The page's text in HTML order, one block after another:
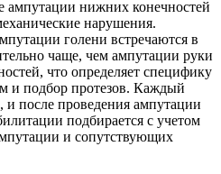
ампутации нижних конечностей
нарушения.
голени встречаются в
чаще, чем ампутации руки
что определяет специфику
и подбор протезов. Каждый
после проведения ампутации
подбирается с учетом
и сопутствующих